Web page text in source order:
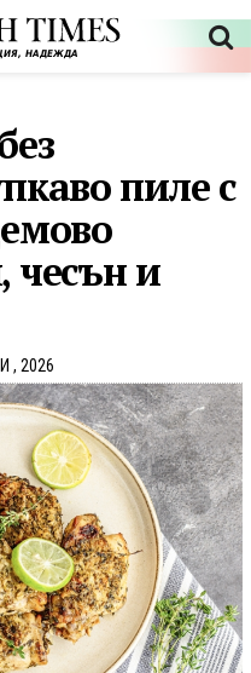
пиле с
чесън и
, 2026